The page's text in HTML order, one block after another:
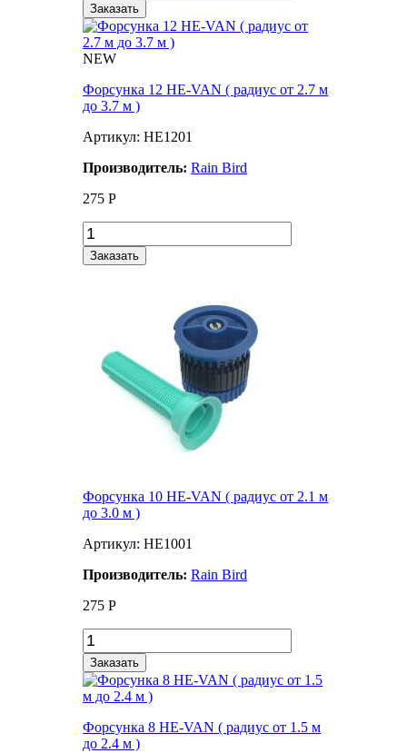
Заказать
NEW
Форсунка 12 HE-VAN ( радиус от 2.7 м
до 3.7 м )
Артикул: HE1201
Производитель:Rain Bird
275 Р
Заказать
Форсунка 10 HE-VAN ( радиус от 2.1 м
до 3.0 м )
Артикул: HE1001
Производитель:Rain Bird
275 Р
Заказать
Форсунка 8 HE-VAN ( радиус от 1.5 м
до 2.4 м )